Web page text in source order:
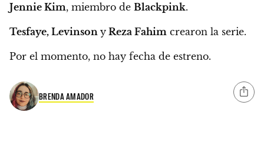
Jennie Kim, miembro de Blackpink.
Tesfaye, Levinson y Reza Fahim crearon la serie.
Por el momento, no hay fecha de estreno.
BRENDA AMADOR